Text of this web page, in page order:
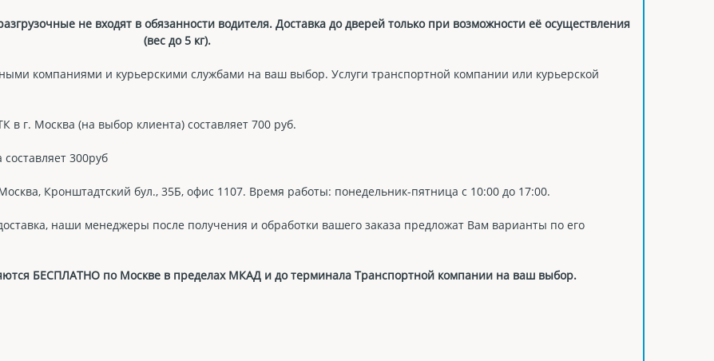
не входят в обязанности водителя. Доставка до дверей только при возможности её осуществления
(вес до 5 кг).
компаниями и курьерскими службами на ваш выбор. Услуги транспортной компании или курьерской
г. Москва (на выбор клиента) составляет 700 руб.
300руб
Кронштадтский бул., 35Б, офис 1107. Время работы: понедельник-пятница с 10:00 до 17:00.
наши менеджеры после получения и обработки вашего заказа предложат Вам варианты по его
БЕСПЛАТНО по Москве в пределах МКАД и до терминала Транспортной компании на ваш выбор.